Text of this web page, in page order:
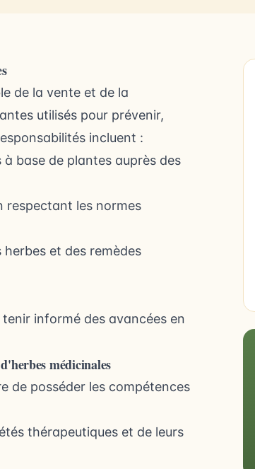
de la vente et de la
utilisés pour prévenir,
incluent :
base de plantes auprès des
respectant les normes
et des remèdes
informé des avancées en
médicinales
de posséder les compétences
thérapeutiques et de leurs